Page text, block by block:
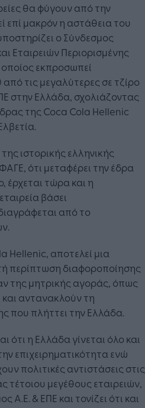
θα φύγουν από την
επί μακρόν η αστάθεια του
ο Σύνδεσμος
Εταιρειών Περιορισμένης
εκπροσωπεί
τις μεγαλύτερες σε τζίρο
στην Ελλάδα, σχολιάζοντας
της Coca Cola Hellenic
ιστορικής ελληνικής
ότι μεταφέρει την έδρα
έρχεται τώρα και η
βάσει
από το
Hellenic, αποτελεί μια
περίπτωση διαφοροποίησης
της μητρικής αγοράς, όπως
αντανακλούν τη
που πλήττει την Ελλάδα.
ότι η Ελλάδα γίνεται όλο και
επιχειρηματικότητα ενώ
πολιτικές αντιστάσεις στις
τέτοιου μεγέθους εταιρειών,
Α.Ε. & ΕΠΕ και τονίζει ότι και